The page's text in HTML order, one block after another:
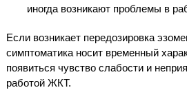
иногда возникают проблемы в
Если возникает передозировка
симптоматика носит временный
появиться чувство слабости и
работой ЖКТ.